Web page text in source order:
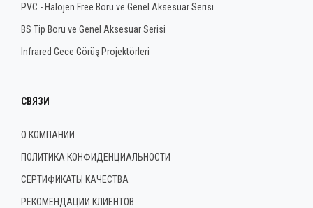
PVC - Halojen Free Boru ve Genel Aksesuar Serisi
BS Tip Boru ve Genel Aksesuar Serisi
Infrared Gece Görüş Projektörleri
СВЯЗИ
О КОМПАНИИ
ПОЛИТИКА КОНФИДЕНЦИАЛЬНОСТИ
СЕРТИФИКАТЫ КАЧЕСТВА
РЕКОМЕНДАЦИИ КЛИЕНТОВ